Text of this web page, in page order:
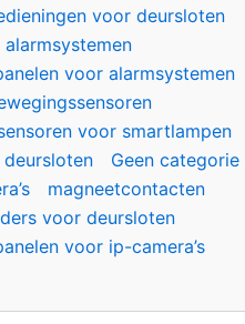
voor deursloten
alarmsystemen
voor alarmsystemen
voor smartlampen
deursloten
Geen categorie
magneetcontacten
voor deursloten
voor ip-camera’s